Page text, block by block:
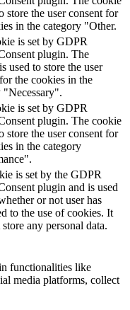
store the user consent for
in the category "Other.
is set by GDPR
plugin. The
used to store the user
the cookies in the
"Necessary".
is set by GDPR
plugin. The cookie
store the user consent for
in the category
is set by the GDPR
plugin and is used
or not user has
to the use of cookies. It
any personal data.
functionalities like
media platforms, collect